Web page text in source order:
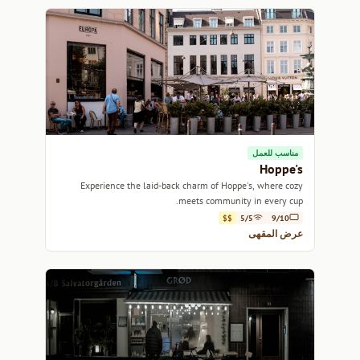
مناسب للعمل
Hoppe's
Experience the laid-back charm of Hoppe's, where cozy
meets community in every cup.
9/10
5/5
$$
عرض المقهى